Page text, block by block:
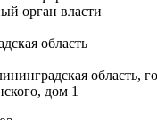
орган власти
область
область,
дом 1